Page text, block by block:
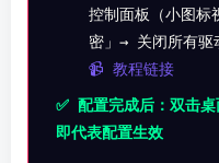
控制面板（小图
密」→ 关闭所有驱
📹 教程链接
✅ 配置完成后：双击
即代表配置生效